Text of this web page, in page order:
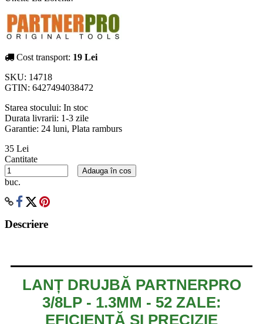
Cost transport: 19 Lei
SKU: 14718
GTIN: 6427494038472
Starea stocului: In stoc
Durata livrarii: 1-3 zile
Garantie: 24 luni, Plata ramburs
35 Lei
Cantitate
buc.
Adauga în cos
Descriere
LANȚ DRUJBĂ PARTNERPRO
3/8LP - 1.3MM - 52 ZALE:
EFICIENȚĂ ȘI PRECIZIE